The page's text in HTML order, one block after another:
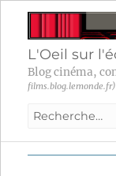
L'Oeil sur
Blog cinéma,
films.blog.lemonde.fr)
Recherche
: